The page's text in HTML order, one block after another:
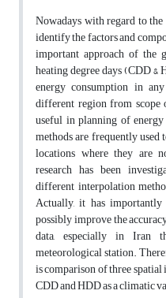
Nowadays with regard to
identify the factors and
important approach of the
heating degree days (CDD
energy consumption in
different region from
useful in planning of
methods are frequently
locations where they are
research has been
different interpolation
Actually, it has
possibly improve the
data, especially in Iran
meteorological station.
is comparison of three
CDD and HDD as a climatic